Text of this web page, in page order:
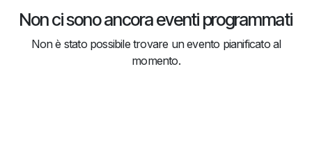
Non ci sono ancora eventi programmati
Non è stato possibile trovare un evento pianificato al
momento.